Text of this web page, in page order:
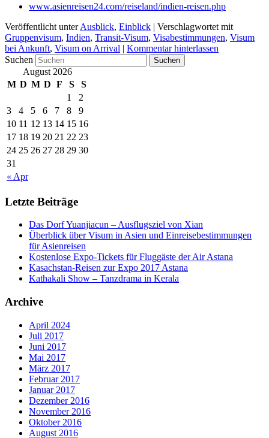
www.asienreisen24.com/reiseland/indien-reisen.php
Veröffentlicht unter Ausblick, Einblick | Verschlagwortet mit
Gruppenvisum, Indien, Transit-Visum, Visabestimmungen, Visum
bei Ankunft, Visum on Arrival | Kommentar hinterlassen
Suchen
August 2026
M D M D F S S
« Apr
1
2
3
4 5 6 7 8
9
10 11 12 13 14 15 16
17 18 19 20 21 22 23
24 25 26 27 28 29 30
31
Letzte Beiträge
Das Dorf Yuanjiacun – Ausflugsziel von Xian
Überblick über Visum in Asien und Einreisebestimmungen
für Asienreisen
Kostenlose Expo-Tickets für Fluggäste der Air Astana
Kasachstan-Reisen zur Expo 2017 Astana
Kathakali Show – Tanzdrama in Kerala
Archive
April 2024
Juli 2017
Juni 2017
Mai 2017
März 2017
Februar 2017
Januar 2017
Dezember 2016
November 2016
Oktober 2016
August 2016